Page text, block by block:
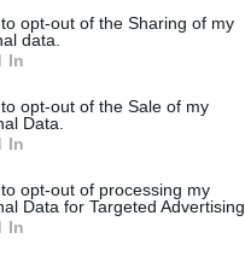
opt-out of the Sharing of my
data.
In
opt-out of the Sale of my
Data.
In
opt-out of processing my
Data for Targeted Advertising.
In